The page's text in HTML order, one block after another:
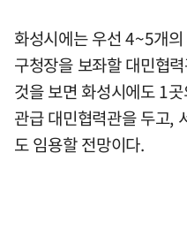
화성시에는 우선 4~5개
구청장을 보좌할 대민협
것을 보면 화성시에도 1
관급 대민협력관을 두고,
도 임용할 전망이다.